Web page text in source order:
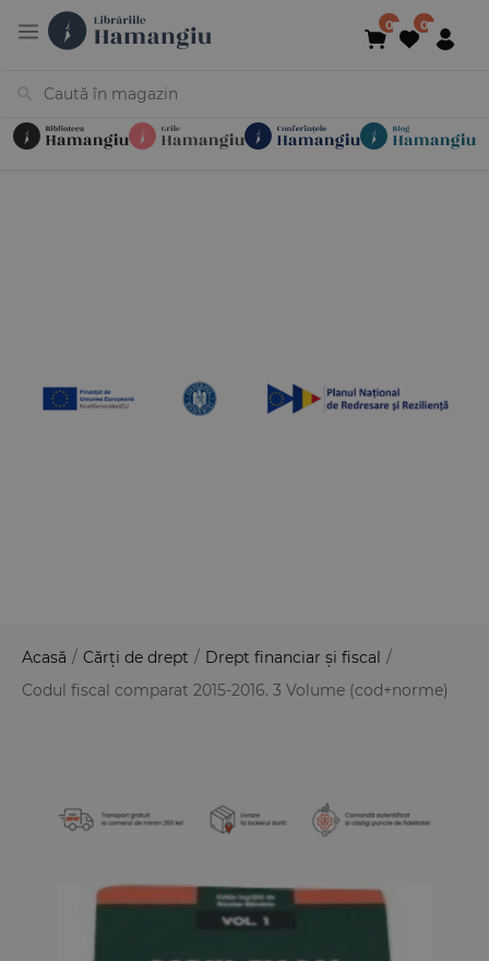
Acasă / Cărți de drept / Drept financiar și fiscal /
Codul fiscal comparat 2015-2016. 3 Volume (cod+norme)